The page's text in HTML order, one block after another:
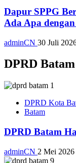
Dapur SPPG
Ada Apa
adminCN 30 Juli
DPRD Batam
DPRD Kota
Batam
DPRD Batam
adminCN 2 Mei 2026